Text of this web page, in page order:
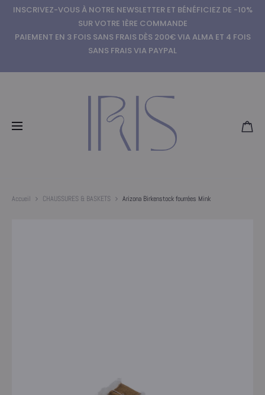
INSCRIVEZ-VOUS À NOTRE NEWSLETTER ET BÉNÉFICIEZ DE -10%
SUR VOTRE 1ÈRE COMMANDE
PAIEMENT EN 3 FOIS SANS FRAIS DÈS 200€ VIA ALMA ET 4 FOIS
SANS FRAIS VIA PAYPAL
Accueil CHAUSSURES & BASKETS Arizona Birkenstock fourrées Mink